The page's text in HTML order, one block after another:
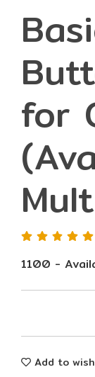
for
1100 -
Add to